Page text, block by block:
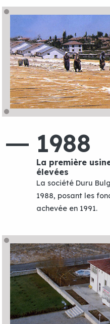
1988
La première
élevées
La société Duru
1988, posant les
achevée en 1991.